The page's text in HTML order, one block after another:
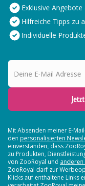
Exklusive
Hilfreiche Tipps zu
Individuelle
Deine E-Mail Adresse
Mit Absenden meiner E-
den personalisierten
einverstanden, dass
zu Produkten,
von ZooRoyal und anderen
ZooRoyal darf zur
Klicks auf enthaltene Links